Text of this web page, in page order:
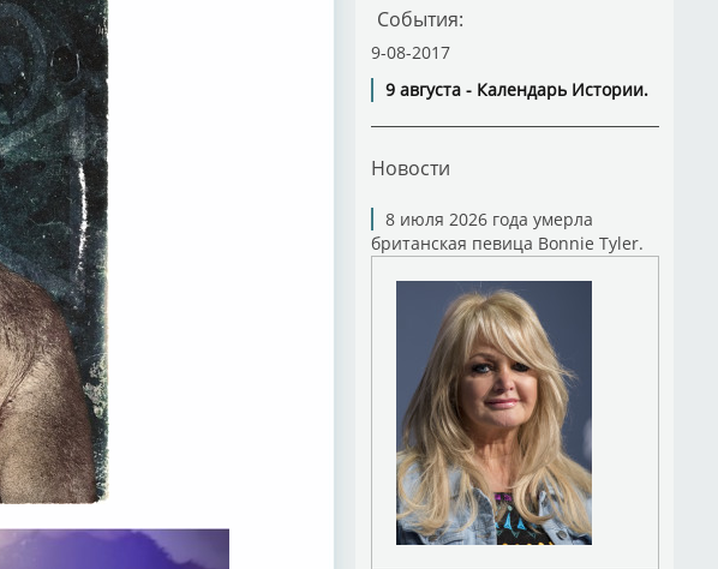
События:
9-08-2017
9 августа - Календарь Истории.
Новости
8 июля 2026 года умерла
британская певица Bonnie Tyler.